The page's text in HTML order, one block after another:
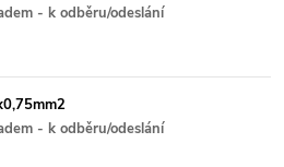
- k odběru/odeslání
- k odběru/odeslání